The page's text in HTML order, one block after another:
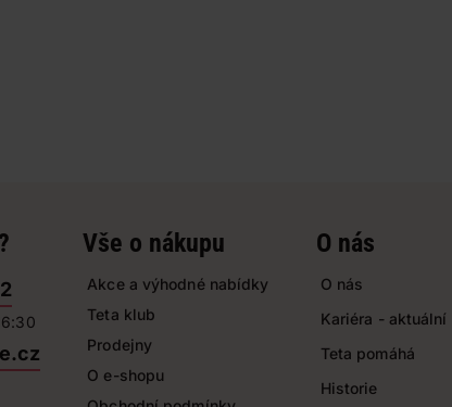
Vše o nákupu
Akce a výhodné nabídky
Teta klub
Prodejny
O e-shopu
O nás
O nás
Kariéra - aktuální
Teta pomáhá
Historie